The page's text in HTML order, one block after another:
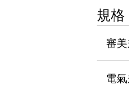
使人機協作更安全、更高效
提高半導體製造裝置設計自由
規格
審
電